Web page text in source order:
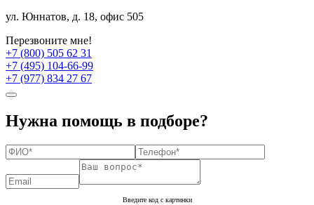
ул. Юннатов, д. 18, офис 505
Перезвоните мне!
+7 (800) 505 62 31
+7 (495) 104-66-99
+7 (977) 834 27 67
Нужна помощь в подборе?
Введите код с картинки